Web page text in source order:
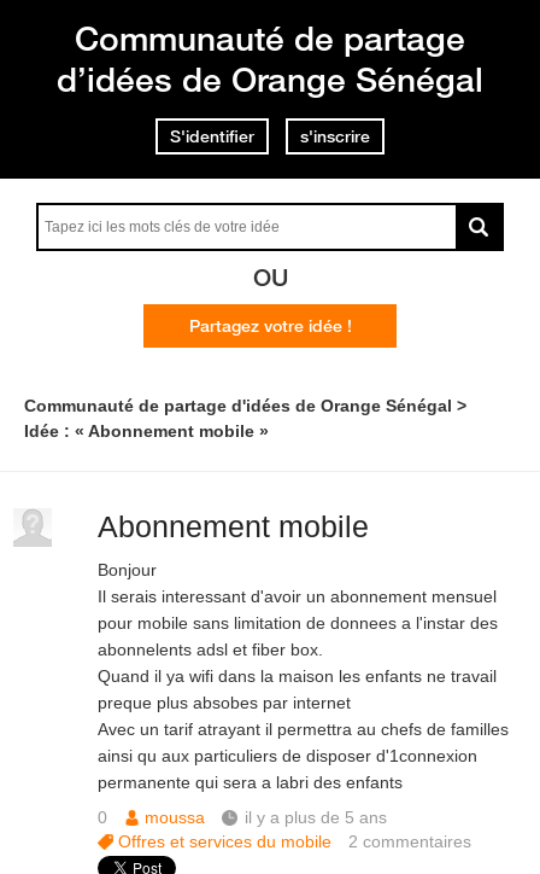
Communauté de partage
d’idées de Orange Sénégal
S'identifier s'inscrire
OU
Partagez votre idée !
Communauté de partage d'idées de Orange Sénégal
Idée : « Abonnement mobile »
Abonnement mobile
Bonjour
Il serais interessant d'avoir un abonnement mensuel
pour mobile sans limitation de donnees a l'instar des
abonnelents adsl et fiber box.
Quand il ya wifi dans la maison les enfants ne travail
preque plus absobes par internet
Avec un tarif atrayant il permettra au chefs de familles
ainsi qu aux particuliers de disposer d'1connexion
permanente qui sera a labri des enfants
0
moussa
il y a plus de 5 ans
Offres et services du mobile
2commentaires